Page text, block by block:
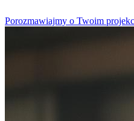
Porozmawiajmy o Twoim